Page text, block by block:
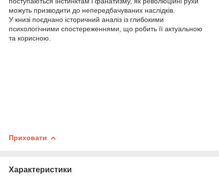
можуть призводити до непередбачуваних наслідків.
У книзі поєднано історичний аналіз із глибокими
психологічними спостереженнями, що робить її актуальною
та корисною.
Приховати
Характеристики